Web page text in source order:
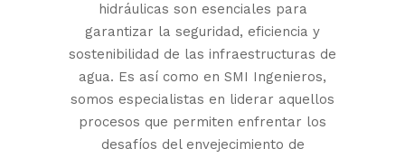
hidráulicas son esenciales para
garantizar la seguridad, eficiencia y
sostenibilidad de las infraestructuras de
agua. Es así como en SMI Ingenieros,
somos especialistas en liderar aquellos
procesos que permiten enfrentar los
desafíos del envejecimiento de